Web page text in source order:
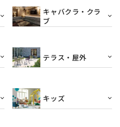
キャバクラ・クラ
ブ
テラス・屋外
キッズ